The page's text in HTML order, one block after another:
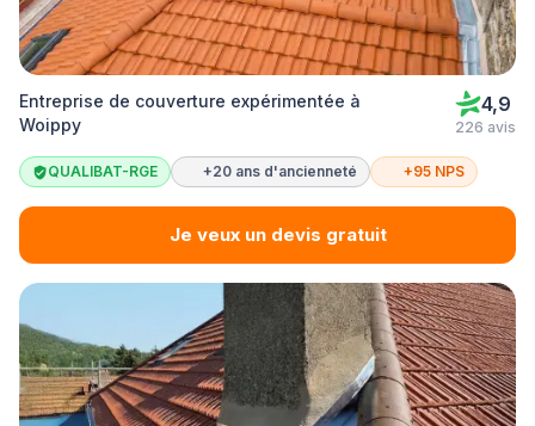
Entreprise de couverture expérimentée à
Woippy
4,9
226 avis
QUALIBAT-RGE +20 ans d'ancienneté +95 NPS
Je veux un devis gratuit